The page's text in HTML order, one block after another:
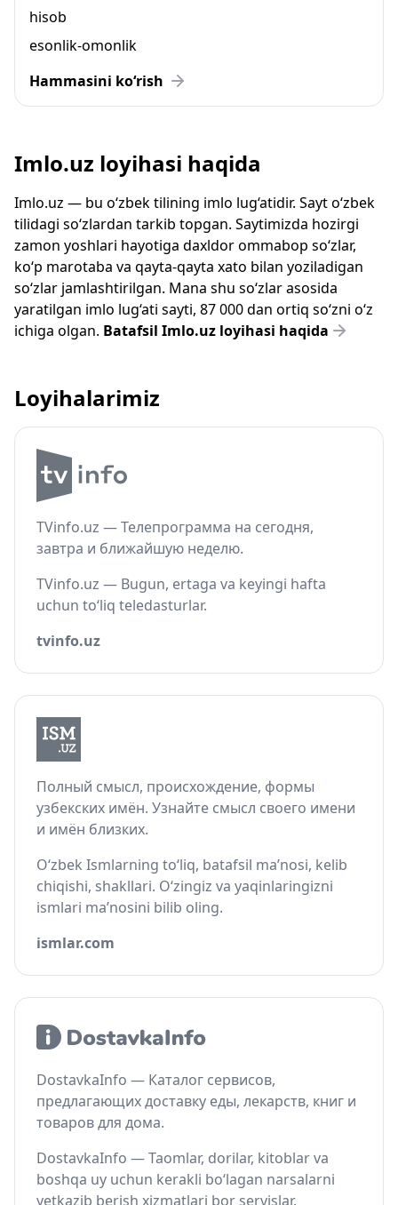
hisob
esonlik-omonlik
Hammasini ko‘rish
Imlo.uz loyihasi haqida
Imlo.uz — bu o‘zbek tilining imlo lug‘atidir. Sayt o‘zbek
tilidagi so‘zlardan tarkib topgan. Saytimizda hozirgi
zamon yoshlari hayotiga daxldor ommabop so‘zlar,
ko‘p marotaba va qayta-qayta xato bilan yoziladigan
so‘zlar jamlashtirilgan. Mana shu so‘zlar asosida
yaratilgan imlo lug‘ati sayti, 87 000 dan ortiq so‘zni o‘z
ichiga olgan. Batafsil Imlo.uz loyihasi haqida
Loyihalarimiz
TVinfo.uz — Телепрограмма на сегодня,
завтра и ближайшую неделю.
TVinfo.uz — Bugun, ertaga va keyingi hafta
uchun to‘liq teledasturlar.
tvinfo.uz
Полный смысл, происхождение, формы
узбекских имён. Узнайте смысл своего имени
и имён близких.
O‘zbek Ismlarning to‘liq, batafsil ma’nosi, kelib
chiqishi, shakllari. O‘zingiz va yaqinlaringizni
ismlari ma’nosini bilib oling.
ismlar.com
DostavkaInfo — Каталог сервисов,
предлагающих доставку еды, лекарств, книг и
товаров для дома.
DostavkaInfo — Taomlar, dorilar, kitoblar va
boshqa uy uchun kerakli bo‘lagan narsalarni
yetkazib berish xizmatlari bor servislar.